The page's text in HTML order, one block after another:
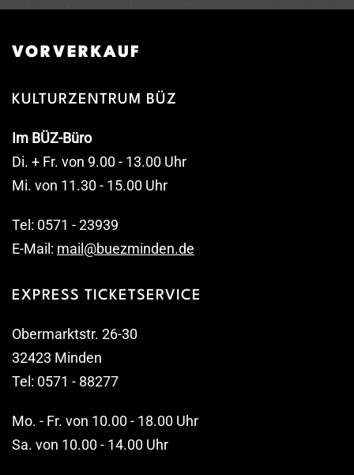
VORVERKAUF
KULTURZENTRUM BÜZ
Im BÜZ-Büro
Di. + Fr. von 9.00 - 13.00 Uhr
Mi. von 11.30 - 15.00 Uhr
Tel: 0571 - 23939
E-Mail: mail@buezminden.de
EXPRESS TICKETSERVICE
Obermarktstr. 26-30
32423 Minden
Tel: 0571 - 88277
Mo. - Fr. von 10.00 - 18.00 Uhr
Sa. von 10.00 - 14.00 Uhr